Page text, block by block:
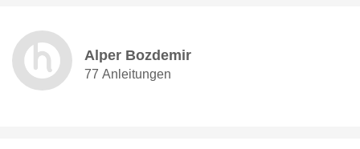
Alper Bozdemir
77 Anleitungen